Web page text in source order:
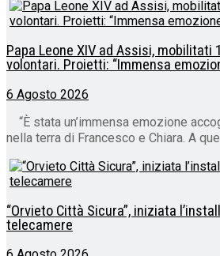
Papa Leone XIV ad Assisi, mobilitati
volontari. Proietti: “Immensa
6 Agosto 2026
“È stata un’immensa emozione
nella terra di Francesco e Chiara. A
“Orvieto Città Sicura”, iniziata
telecamere